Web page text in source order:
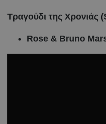
Τραγούδι της Χρονιάς
Rose & Bruno